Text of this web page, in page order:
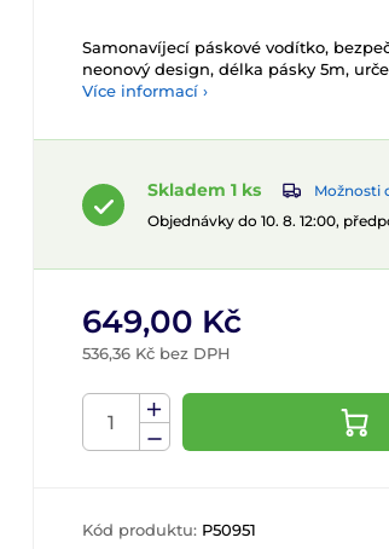
Samonavíjecí páskové vodítko,
neonový design, délka pásky 5m,
Více informací ›
Skladem 1 ks
Možnosti
Objednávky do 10. 8. 12:00,
649,00 Kč
536,36 Kč bez DPH
Kód produktu: P50951